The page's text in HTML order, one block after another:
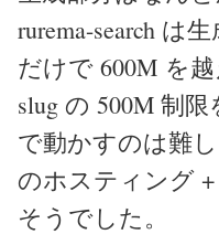
rurema-search は
だけで 600M を
slug の 500M 制
で動かすのは難
のホスティング +
そうでした。